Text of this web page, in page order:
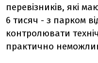
перевізників, які
6 тисяч - з парком
контролювати
практично